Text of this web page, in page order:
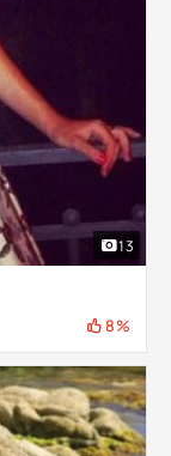
8%
13